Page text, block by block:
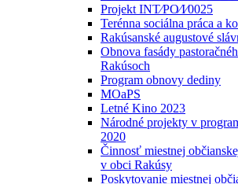
Projekt INT⁄PO⁄I⁄0025
Terénna sociálna práca a
Rakúsanské augustové
Obnova fasády
Rakúsoch
Program obnovy dediny
MOaPS
Letné Kino 2023
Národné projekty v
2020
Činnosť miestnej
v obci Rakúsy
Poskytovanie miestnej